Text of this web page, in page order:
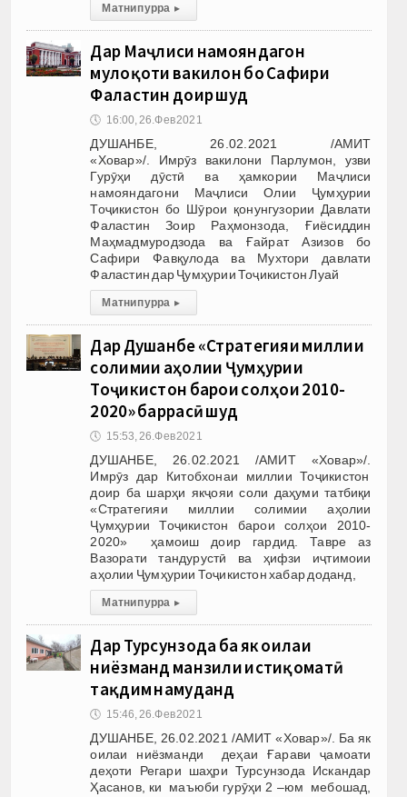
Матни пурра ▸
Дар Маҷлиси намояндагон
мулоқоти вакилон бо Сафири
Фаластин доир шуд
🕔 16:00, 26.Фев 2021
ДУШАНБЕ, 26.02.2021 /АМИТ
«Ховар»/. Имрӯз вакилони Парлумон, узви
Гурӯҳи дӯстӣ ва ҳамкории Маҷлиси
намояндагони Маҷлиси Олии Ҷумҳурии
Тоҷикистон бо Шӯрои қонунгузории Давлати
Фаластин Зоир Раҳмонзода, Ғиёсиддин
Маҳмадмуродзода ва Ғайрат Азизов бо
Сафири Фавқулода ва Мухтори давлати
Фаластин дар Ҷумҳурии Тоҷикистон Луай
Матни пурра ▸
Дар Душанбе «Стратегияи миллии
солимии аҳолии Ҷумҳурии
Тоҷикистон барои солҳои 2010-
2020» баррасӣ шуд
🕔 15:53, 26.Фев 2021
ДУШАНБЕ, 26.02.2021 /АМИТ «Ховар»/.
Имрӯз дар Китобхонаи миллии Тоҷикистон
доир ба шарҳи якҷояи соли даҳуми татбиқи
«Стратегияи миллии солимии аҳолии
Ҷумҳурии Тоҷикистон барои солҳои 2010-
2020» ҳамоиш доир гардид. Тавре аз
Вазорати тандурустӣ ва ҳифзи иҷтимоии
аҳолии Ҷумҳурии Тоҷикистон хабар доданд,
Матни пурра ▸
Дар Турсунзода ба як оилаи
ниёзманд манзили истиқоматӣ
тақдим намуданд
🕔 15:46, 26.Фев 2021
ДУШАНБЕ, 26.02.2021 /АМИТ «Ховар»/. Ба як
оилаи ниёзманди деҳаи Ғарави ҷамоати
деҳоти Регари шаҳри Турсунзода Искандар
Ҳасанов, ки маъюби гурӯҳи 2 –юм мебошад,